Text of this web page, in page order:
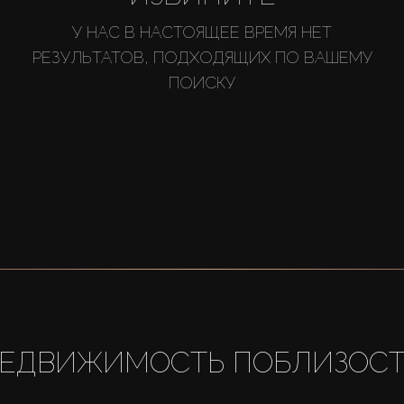
У НАС В НАСТОЯЩЕЕ ВРЕМЯ НЕТ
РЕЗУЛЬТАТОВ, ПОДХОДЯЩИХ ПО ВАШЕМУ
ПОИСКУ